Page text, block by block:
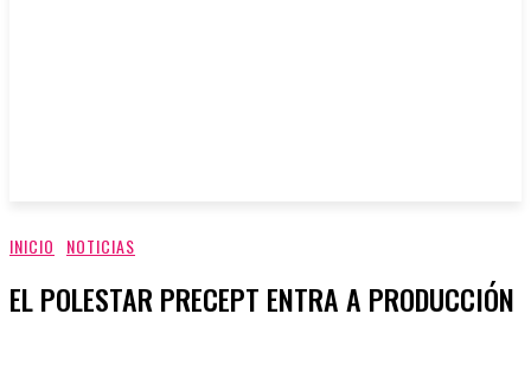
INICIO NOTICIAS
EL POLESTAR PRECEPT ENTRA A PRODUCCIÓN